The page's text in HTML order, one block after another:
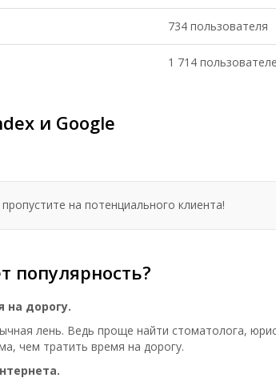
734 пользователя
1 714
и Google
на потенциального клиента!
популярность?
на дорогу.
лень. Ведь проще найти стоматолога,
чем тратить время на дорогу.